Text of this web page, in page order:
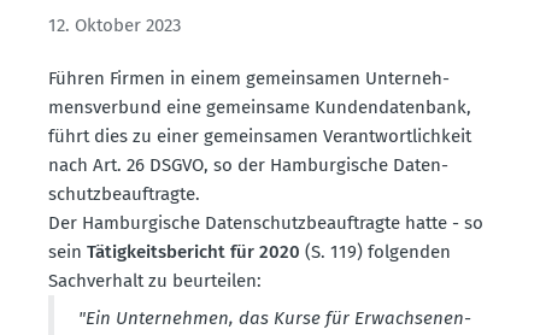
12. Oktober 2023
Führen Firmen in einem gemein­samen Unter­neh­
mens­verbund eine gemeinsame Kunden­da­tenbank,
führt dies zu einer gemein­samen Verant­wort­lichkeit
nach Art. 26 DSGVO, so der Hambur­gische Daten­
schutz­be­auf­tragte.
Der Hambur­gische Daten­schutz­be­auf­tragte hatte - so
sein Tätig­keits­be­richt für 2020 (S. 119) folgenden
Sachverhalt zu beurteilen:
"Ein Unter­nehmen, das Kurse für Erwach­se­nen­